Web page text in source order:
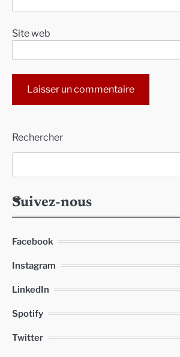
Site web
Rechercher
Suivez-nous
Facebook
Instagram
LinkedIn
Spotify
Twitter